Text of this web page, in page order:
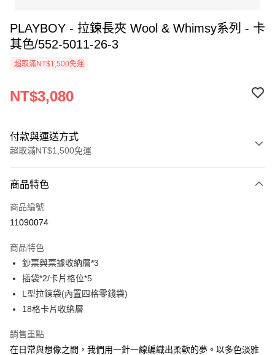
PLAYBOY - 拉鍊長夾 Wool & Whimsy系列 - 卡
其色/552-5011-26-3
超取滿NT$1,500免運
NT$3,080
付款與運送方式
超取滿NT$1,500免運
信用卡一次付款
超商取貨付款
Apple Pay
街口支付
悠遊付
大哥付你分期
相關說明
商品特色
商品編號
11090074
商品特色
鈔票與票據收納層*3
插袋*2/卡片格位*5
L型拉鍊袋(內置四格零錢袋)
18格卡片收納層
銷售重點
在日常與想像之間，我們用一針一線編織出柔軟的夢。以多色淡雅